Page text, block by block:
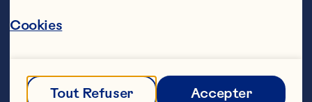
Cookies
Tout Refuser Accepter